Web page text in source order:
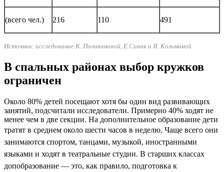
(всего чел.) 216 110 491
Источник: исследование К. Поливановой, Е.Сивак и Я. Козьминой.
В спальных районах выбор кружков
ограничен
Около 80% детей посещают хотя бы один вид развивающих
занятий, подсчитали исследователи. Примерно 40% ходят не
менее чем в две секции. На дополнительное образование дети
тратят в среднем около шести часов в неделю. Чаще всего они
занимаются спортом, танцами, музыкой, иностранными
языками и ходят в театральные студии. В старших классах
допобразование — это, как правило, подготовка к